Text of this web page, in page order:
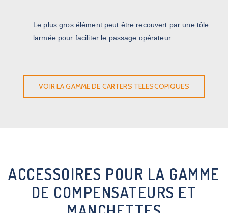
Le plus gros élément peut être recouvert par une tôle
larmée pour faciliter le passage opérateur.
VOIR LA GAMME DE CARTERS TELESCOPIQUES
ACCESSOIRES POUR LA GAMME
DE COMPENSATEURS ET